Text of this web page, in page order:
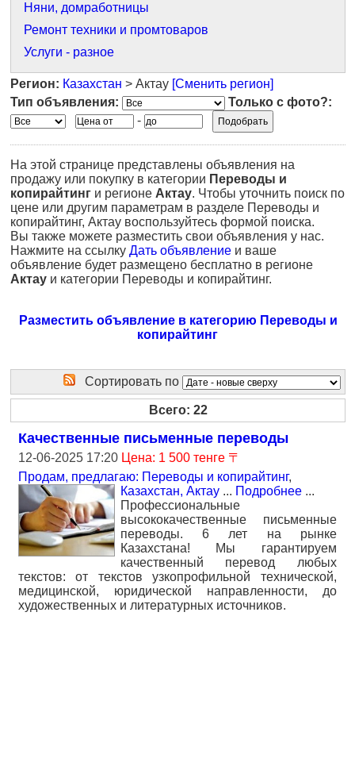
Няни, домработницы
Ремонт техники и промтоваров
Услуги - разное
Регион: Казахстан > Актау [Сменить регион]
Тип объявления:
Только с фото?:
-
На этой странице представлены объявления на
продажу или покупку в категории Переводы и
копирайтинг и регионе Актау. Чтобы уточнить поиск по
цене или другим параметрам в разделе Переводы и
копирайтинг, Актау воспользуйтесь формой поиска.
Вы также можете разместить свои объявления у нас.
Нажмите на ссылку Дать объявление и ваше
объявление будет размещено бесплатно в регионе
Актау и категории Переводы и копирайтинг.
Разместить объявление в категорию Переводы и
копирайтинг
Сортировать по
Всего: 22
Качественные письменные переводы
12-06-2025 17:20 Цена: 1 500 тенге 〒
Продам, предлагаю: Переводы и копирайтинг,
Казахстан, Актау ... Подробнее ...
Профессиональные
высококачественные письменные
переводы. 6 лет на рынке
Казахстана! Мы гарантируем
качественный перевод любых
текстов: от текстов узкопрофильной технической,
медицинской, юридической направленности, до
художественных и литературных источников.